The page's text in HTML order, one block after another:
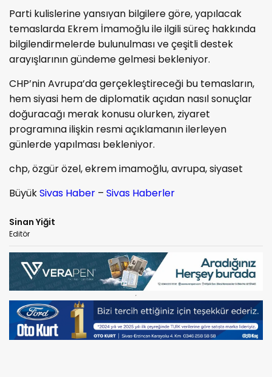
Parti kulislerine yansıyan bilgilere göre, yapılacak
temaslarda Ekrem İmamoğlu ile ilgili süreç hakkında
bilgilendirmelerde bulunulması ve çeşitli destek
arayışlarının gündeme gelmesi bekleniyor.
CHP’nin Avrupa’da gerçekleştireceği bu temasların,
hem siyasi hem de diplomatik açıdan nasıl sonuçlar
doğuracağı merak konusu olurken, ziyaret
programına ilişkin resmi açıklamanın ilerleyen
günlerde yapılması bekleniyor.
chp, özgür özel, ekrem imamoğlu, avrupa, siyaset
BüyükSivas Haber – Sivas Haberler
Sinan Yiğit
Editör